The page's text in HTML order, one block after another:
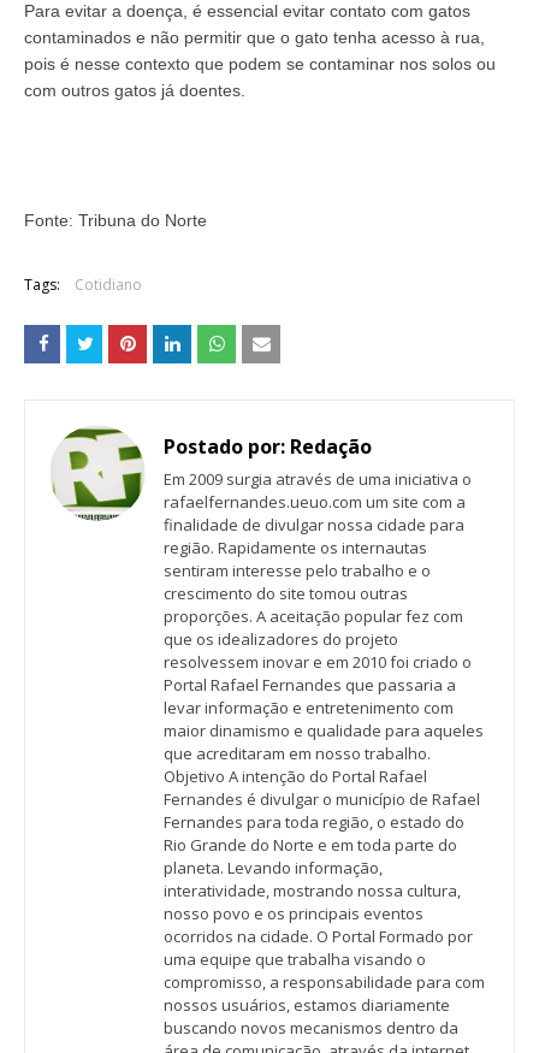
Para evitar a doença, é essencial evitar contato com gatos
contaminados e não permitir que o gato tenha acesso à rua,
pois é nesse contexto que podem se contaminar nos solos ou
com outros gatos já doentes.
Fonte: Tribuna do Norte
Tags: Cotidiano
Postado por: Redação
Em 2009 surgia através de uma iniciativa o
rafaelfernandes.ueuo.com um site com a
finalidade de divulgar nossa cidade para
região. Rapidamente os internautas
sentiram interesse pelo trabalho e o
crescimento do site tomou outras
proporções. A aceitação popular fez com
que os idealizadores do projeto
resolvessem inovar e em 2010 foi criado o
Portal Rafael Fernandes que passaria a
levar informação e entretenimento com
maior dinamismo e qualidade para aqueles
que acreditaram em nosso trabalho.
Objetivo A intenção do Portal Rafael
Fernandes é divulgar o município de Rafael
Fernandes para toda região, o estado do
Rio Grande do Norte e em toda parte do
planeta. Levando informação,
interatividade, mostrando nossa cultura,
nosso povo e os principais eventos
ocorridos na cidade. O Portal Formado por
uma equipe que trabalha visando o
compromisso, a responsabilidade para com
nossos usuários, estamos diariamente
buscando novos mecanismos dentro da